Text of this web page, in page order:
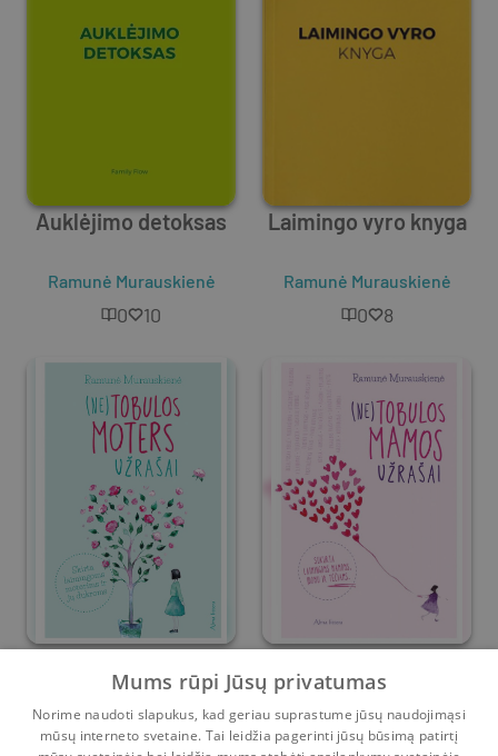
Auklėjimo detoksas
Ramunė Murauskienė
0 10
Laimingo vyro knyga
Ramunė Murauskienė
0 8
užrašai
Ramunė Murauskienė
užrašai
Ramunė Murauskienė
Mums rūpi Jūsų privatumas
Norime naudoti slapukus, kad geriau suprastume jūsų naudojimąsi
mūsų interneto svetaine. Tai leidžia pagerinti jūsų būsimą patirtį